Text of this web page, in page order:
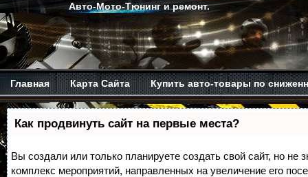
Авто-Мото-Тюнинг и ремонт.
Главная Карта Сайта
Купить авто-товары по
Мой канал на Ютубе.
Обо мне. Рекомендую изучить.
Как продвинуть сайт на первые места?
Вы создали или только планируете создать свой сайт, но не
комплекс мероприятий, направленных на увеличение его